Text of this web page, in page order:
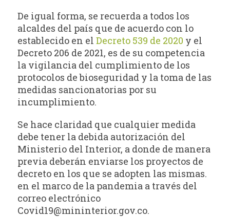
De igual forma, se recuerda a todos los
alcaldes del país que de acuerdo con lo
establecido en elDecreto 539 de 2020 y el
Decreto 206 de 2021, es de su competencia
la vigilancia del cumplimiento de los
protocolos de bioseguridad y la toma de las
medidas sancionatorias por su
incumplimiento.
Se hace claridad que cualquier medida
debe tener la debida autorización del
Ministerio del Interior, a donde de manera
previa deberán enviarse los proyectos de
decreto en los que se adopten las mismas.
en el marco de la pandemia a través del
correo electrónico
Covid19@mininterior.gov.co.